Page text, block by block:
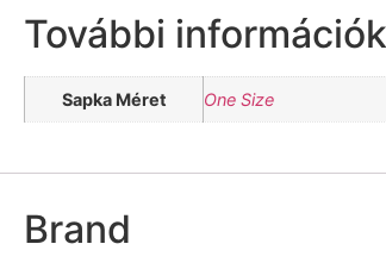
További információk
Sapka Méret One Size
Brand